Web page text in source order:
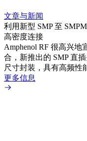
文章与新闻
利用新型 SMP 至
高密度连接
Amphenol RF 很高兴
合，新推出的 SMP 直
尺寸封装，具有高频性
更多信息